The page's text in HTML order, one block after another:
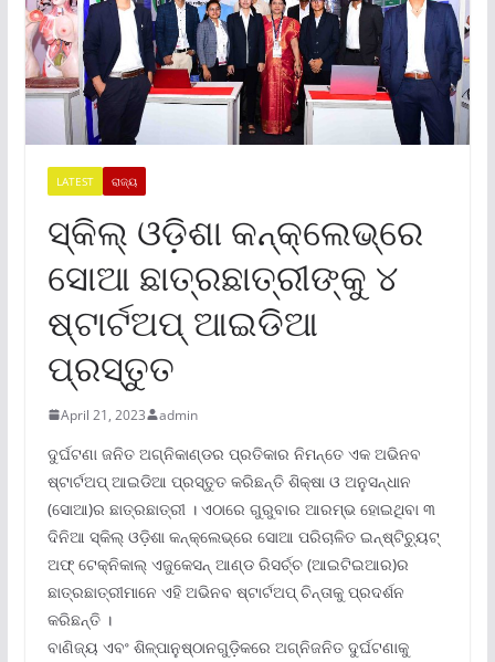
LATEST ରାଜ୍ୟ
ସ୍କିଲ୍ ଓଡ଼ିଶା କନ୍‌କ୍ଲେଭ୍‌ରେ
ସୋଆ ଛାତ୍ରଛାତ୍ରୀଙ୍କୁ ୪
ଷ୍ଟାର୍ଟଅପ୍ ଆଇଡିଆ
ପ୍ରସ୍ତୁତ
April 21, 2023 admin
ଦୁର୍ଘଟଣା ଜନିତ ଅଗ୍ନିକାଣ୍ଡର ପ୍ରତିକାର ନିମନ୍ତେ ଏକ ଅଭିନବ
ଷ୍ଟାର୍ଟଅପ୍ ଆଇଡିଆ ପ୍ରସ୍ତୁତ କରିଛନ୍ତି ଶିକ୍ଷା ଓ ଅନୁସନ୍ଧାନ
(ସୋଆ)ର ଛାତ୍ରଛାତ୍ରୀ । ଏଠାରେ ଗୁରୁବାର ଆରମ୍ଭ ହୋଇଥିବା ୩
ଦିନିଆ ସ୍କିଲ୍ ଓଡ଼ିଶା କନ୍‌କ୍ଲେଭ୍‌ରେ ସୋଆ ପରିଚାଳିତ ଇନ୍‌ଷ୍ଟିଚ୍ୟୁଟ୍
ଅଫ୍ ଟେକ୍ନିକାଲ୍ ଏଜୁକେସନ୍ ଆଣ୍ଡ ରିସର୍ଚ୍ଚ (ଆଇଟିଇଆର)ର
ଛାତ୍ରଛାତ୍ରୀମାନେ ଏହି ଅଭିନବ ଷ୍ଟାର୍ଟଅପ୍ ଚିନ୍ତାକୁ ପ୍ରଦର୍ଶନ
କରିଛନ୍ତି ।
ବାଣିଜ୍ୟ ଏବଂ ଶିଳ୍ପାନୁଷ୍ଠାନଗୁଡ଼ିକରେ ଅଗ୍ନିଜନିତ ଦୁର୍ଘଟଣାକୁ